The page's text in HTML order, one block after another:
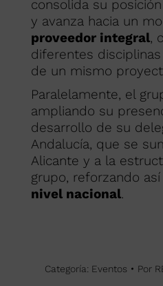
consolida su
y avanza hacia un
proveedor integral,
diferentes
de un mismo
Paralelamente, el
ampliando su
desarrollo de su
Andalucía, que se
Alicante y a la
grupo, reforzando así
nivel nacional.
Categoría: Eventos Por